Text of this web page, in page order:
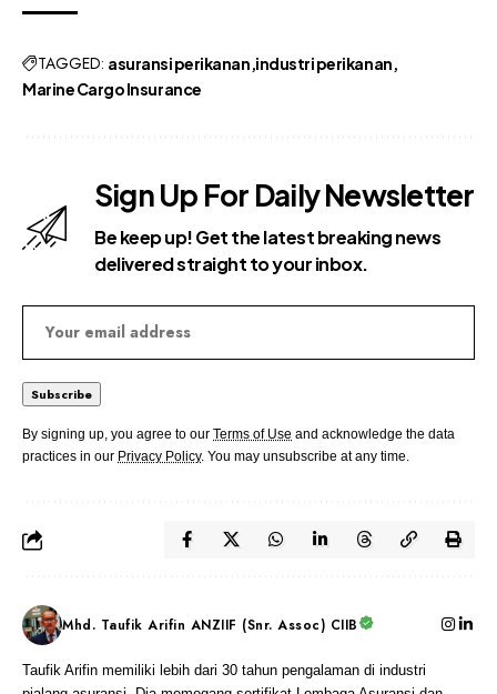
TAGGED: asuransi perikanan industri perikanan
Marine Cargo Insurance
Sign Up For Daily Newsletter
Be keep up! Get the latest breaking news
delivered straight to your inbox.
By signing up, you agree to our Terms of Use and acknowledge the data
practices in our Privacy Policy. You may unsubscribe at any time.
Mhd. Taufik Arifin ANZIIF (Snr. Assoc) CIIB
Taufik Arifin memiliki lebih dari 30 tahun pengalaman di industri